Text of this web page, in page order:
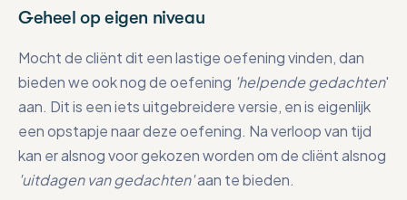
Geheel op eigen niveau
Mocht de cliënt dit een lastige oefening vinden, dan
bieden we ook nog de oefening 'helpende gedachten'
aan. Dit is een iets uitgebreidere versie, en is eigenlijk
een opstapje naar deze oefening. Na verloop van tijd
kan er alsnog voor gekozen worden om de cliënt alsnog
'uitdagen van gedachten'aan te bieden.